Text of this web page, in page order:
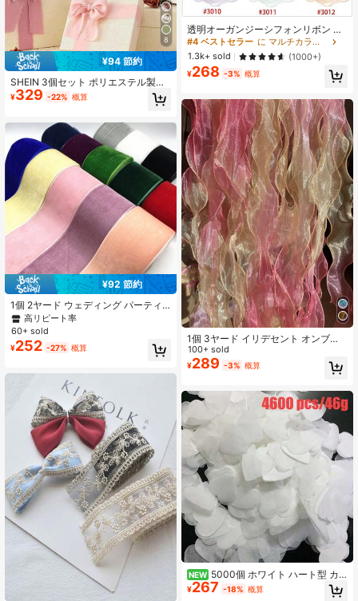
8
¥94 節約
SHEIN 3個セット ポリエステル製ギ
フトラッピングリボン 3cm×5m、ケ
ーキデコレーション、手作りリボ
生日、結婚式のおみやげ、年末年始
の飾り付け、クリスマスの飾り、バ
レンタインデーにも使えます
¥329 -22% 概算
¥92 節約
1個 2ヤード ウェディング パーティ
ー デコレーション ギフトラッピング
用 50mm ベルベットリボン
高リピート率
60+ sold
¥252 -27% 概算
透明オーガンジーシフォンリボン 幅
1.5インチ 10ヤード、ギフトラッピン
グ、ウェディングブーケ、クラフ
ト、クリスマスなどに適しています
#4 ベストセラー
に マルチカラー リボン&リボン
1.3k+ sold
(1000+)
¥268 -3% 概算
1個 3ヤード イリデセント オンブレ
オーガンジーリボン、波状エッジ リ
ボン&魚の尾スラッシュ、クリスマス
用
100+ sold
¥289 -3% 概算
NEW 5000個 ホワイト ハート型 カ
ラフルコンフェッティ、ウェディン
グ ホワイト ハート型コンフェッテ
¥267 -18% 概算